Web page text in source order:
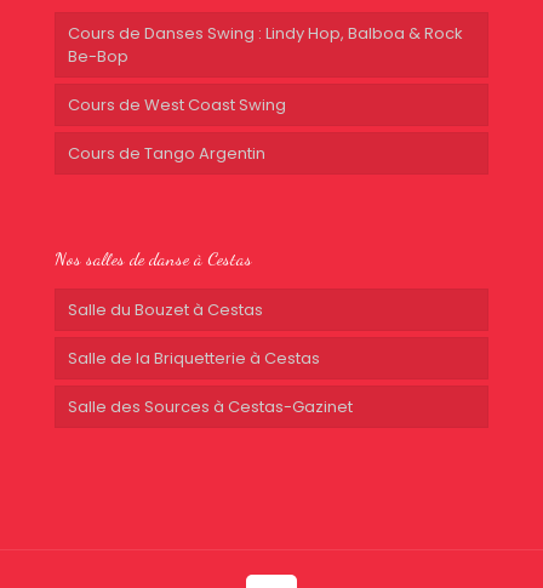
Cours de Danses Swing : Lindy Hop, Balboa & Rock
Be-Bop
Cours de West Coast Swing
Cours de Tango Argentin
Nos salles de danse à Cestas
Salle du Bouzet à Cestas
Salle de la Briquetterie à Cestas
Salle des Sources à Cestas-Gazinet